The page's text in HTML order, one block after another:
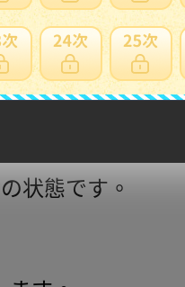
問題說明請使用商品問與答
番くじ まとめ/
状態です。